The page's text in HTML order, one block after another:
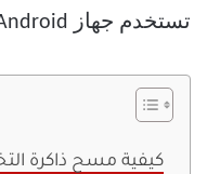
تستخدم جهاز Android أو إصدار iOS مختلف.
كيفية مسح ذاكرة